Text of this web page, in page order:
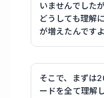
いませんでした
どうしても理解
が増えたんですよ
そこで、まずは
ードを全て理解